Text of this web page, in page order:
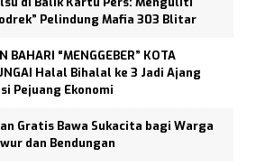
Pelindung Mafia 303 Blitar
BAHARI “MENGGEBER” KOTA
Halal Bihalal ke 3 Jadi Ajang
Pejuang Ekonomi
Gratis Bawa Sukacita bagi Warga
dan Bendungan